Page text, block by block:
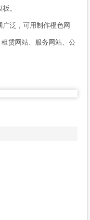
。
泛，可用制作橙色网
赁网站、服务网站、公